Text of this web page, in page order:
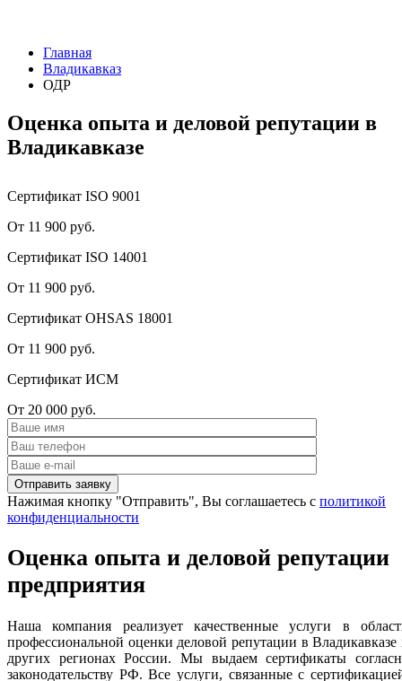
Главная
Владикавказ
ОДР
Оценка опыта и деловой репутации в
Владикавказе
Сертификат ISO 9001
От 11 900 руб.
Сертификат ISO 14001
От 11 900 руб.
Сертификат OHSAS 18001
От 11 900 руб.
Сертификат ИСМ
От 20 000 руб.
Нажимая кнопку "Отправить", Вы соглашаетесь с политикой
конфиденциальности
Оценка опыта и деловой репутации
предприятия
Наша компания реализует качественные услуги в
профессиональной оценки деловой репутации в Владикавказе
других регионах России. Мы выдаем сертификаты
законодательству РФ. Все услуги, связанные с